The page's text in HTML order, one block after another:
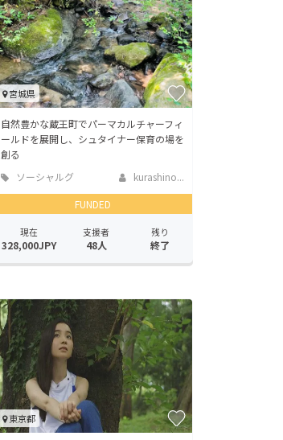
宮城県
自然豊かな蔵王町でパーマカルチャーフィ
ールドを展開し、シュタイナー保育の場を
創る
ソーシャルグ
ッド
kurashino...
FUNDED
現在
328,000JPY
支援者
48人
残り
終了
東京都